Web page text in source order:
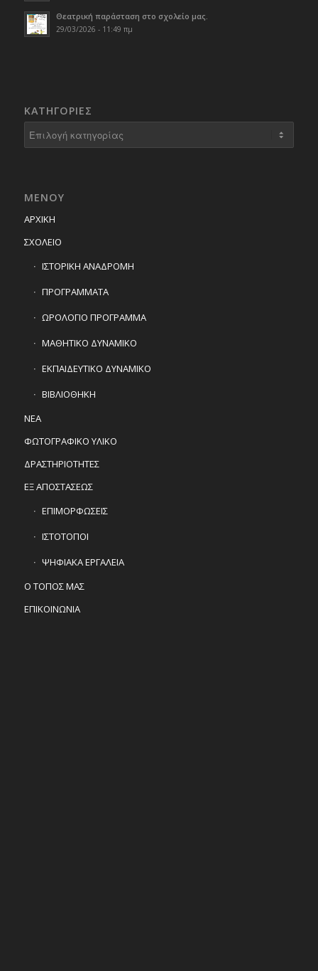
Θεατρική παράσταση στο σχολείο μας.
29/03/2026 - 11:49 πμ
KΑΤΗΓΟΡΊΕΣ
ΜΕΝΟΥ
ΑΡΧΙΚΗ
ΣΧΟΛΕΙΟ
ΙΣΤΟΡΙΚΗ ΑΝΑΔΡΟΜΗ
ΠΡΟΓΡΑΜΜΑΤΑ
ΩΡΟΛΟΓΙΟ ΠΡΟΓΡΑΜΜΑ
ΜΑΘΗΤΙΚΟ ΔΥΝΑΜΙΚΟ
ΕΚΠΑΙΔΕΥΤΙΚΟ ΔΥΝΑΜΙΚΟ
ΒΙΒΛΙΟΘΗΚΗ
ΝΕΑ
ΦΩΤΟΓΡΑΦΙΚΟ ΥΛΙΚΟ
ΔΡΑΣΤΗΡΙΟΤΗΤΕΣ
ΕΞ ΑΠΟΣΤΑΣΕΩΣ
ΕΠΙΜΟΡΦΩΣΕΙΣ
ΙΣΤΟΤΟΠΟΙ
ΨΗΦΙΑΚΑ ΕΡΓΑΛΕΙΑ
Ο ΤΟΠΟΣ ΜΑΣ
ΕΠΙΚΟΙΝΩΝΙΑ